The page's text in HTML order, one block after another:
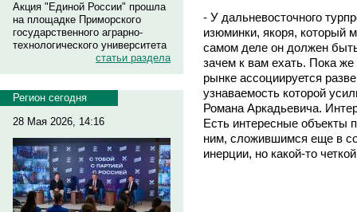
Акция "Единой России" прошла
на площадке Приморского
государственного аграрно-
технологического университета
статьи раздела
Регион сегодня
28 Мая 2026, 14:16
- У дальневосточного
изюминки, якоря, который
самом деле он должен
зачем к вам ехать. Пока
рынке ассоциируется
узнаваемость которой
Романа Аркадьевича.
Есть интересные объекты
ним, сложившимся еще в
инерции, но какой-то